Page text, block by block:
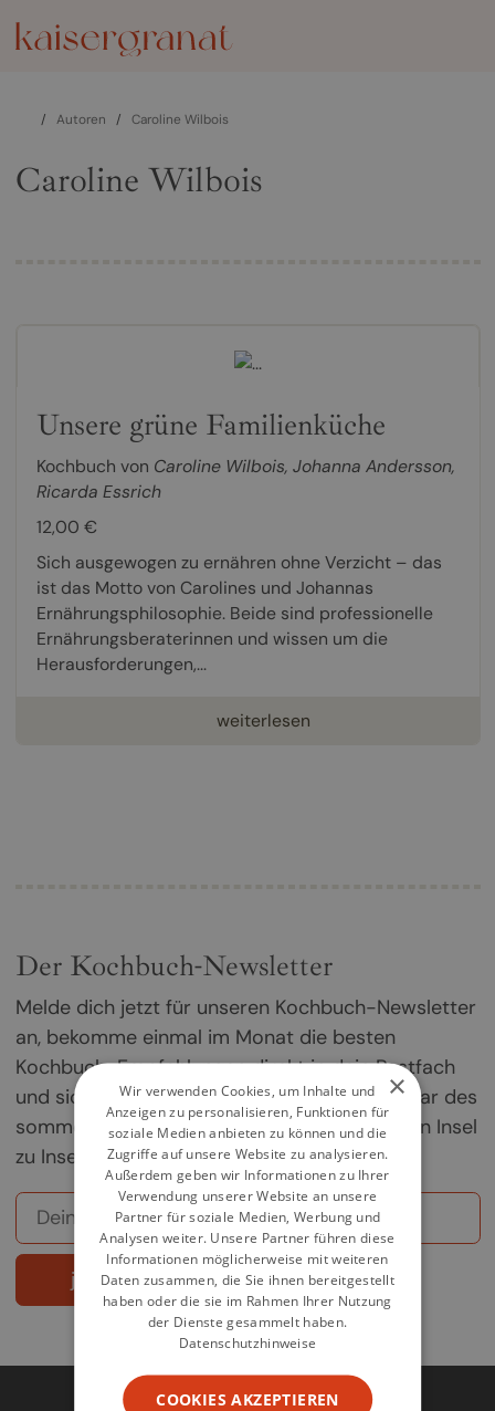
/ Autoren / Caroline Wilbois
Caroline Wilbois
Unsere grüne Familienküche
Kochbuch von Caroline Wilbois, Johanna Andersson,
Ricarda Essrich
12,00 €
Sich ausgewogen zu ernähren ohne Verzicht – das
ist das Motto von Carolines und Johannas
Ernährungsphilosophie. Beide sind professionelle
Ernährungsberaterinnen und wissen um die
Herausforderungen,...
weiterlesen
Der Kochbuch-Newsletter
Melde dich jetzt für unseren Kochbuch-Newsletter
an, bekomme einmal im Monat die besten
Kochbuch-Empfehlungen direkt in dein Postfach
und sichere dir deine Chance auf ein Exemplar des
sommerlichen Griechenland-Kochbuchs „Von Insel
zu Insel".
jetzt abonnieren
×
Wir verwenden Cookies, um Inhalte und
Anzeigen zu personalisieren, Funktionen für
soziale Medien anbieten zu können und die
Zugriffe auf unsere Website zu analysieren.
Außerdem geben wir Informationen zu Ihrer
Verwendung unserer Website an unsere
Partner für soziale Medien, Werbung und
Analysen weiter. Unsere Partner führen diese
Informationen möglicherweise mit weiteren
Daten zusammen, die Sie ihnen bereitgestellt
haben oder die sie im Rahmen Ihrer Nutzung
der Dienste gesammelt haben.
Datenschutzhinweise
COOKIES AKZEPTIEREN